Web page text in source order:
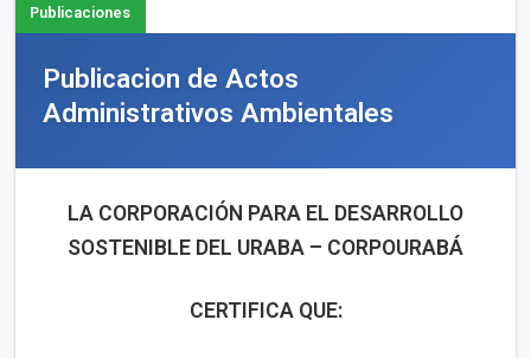
Publicaciones
Publicacion de Actos
Administrativos Ambientales
LA CORPORACIÓN PARA EL DESARROLLO
SOSTENIBLE DEL URABA – CORPOURABÁ
CERTIFICA QUE: